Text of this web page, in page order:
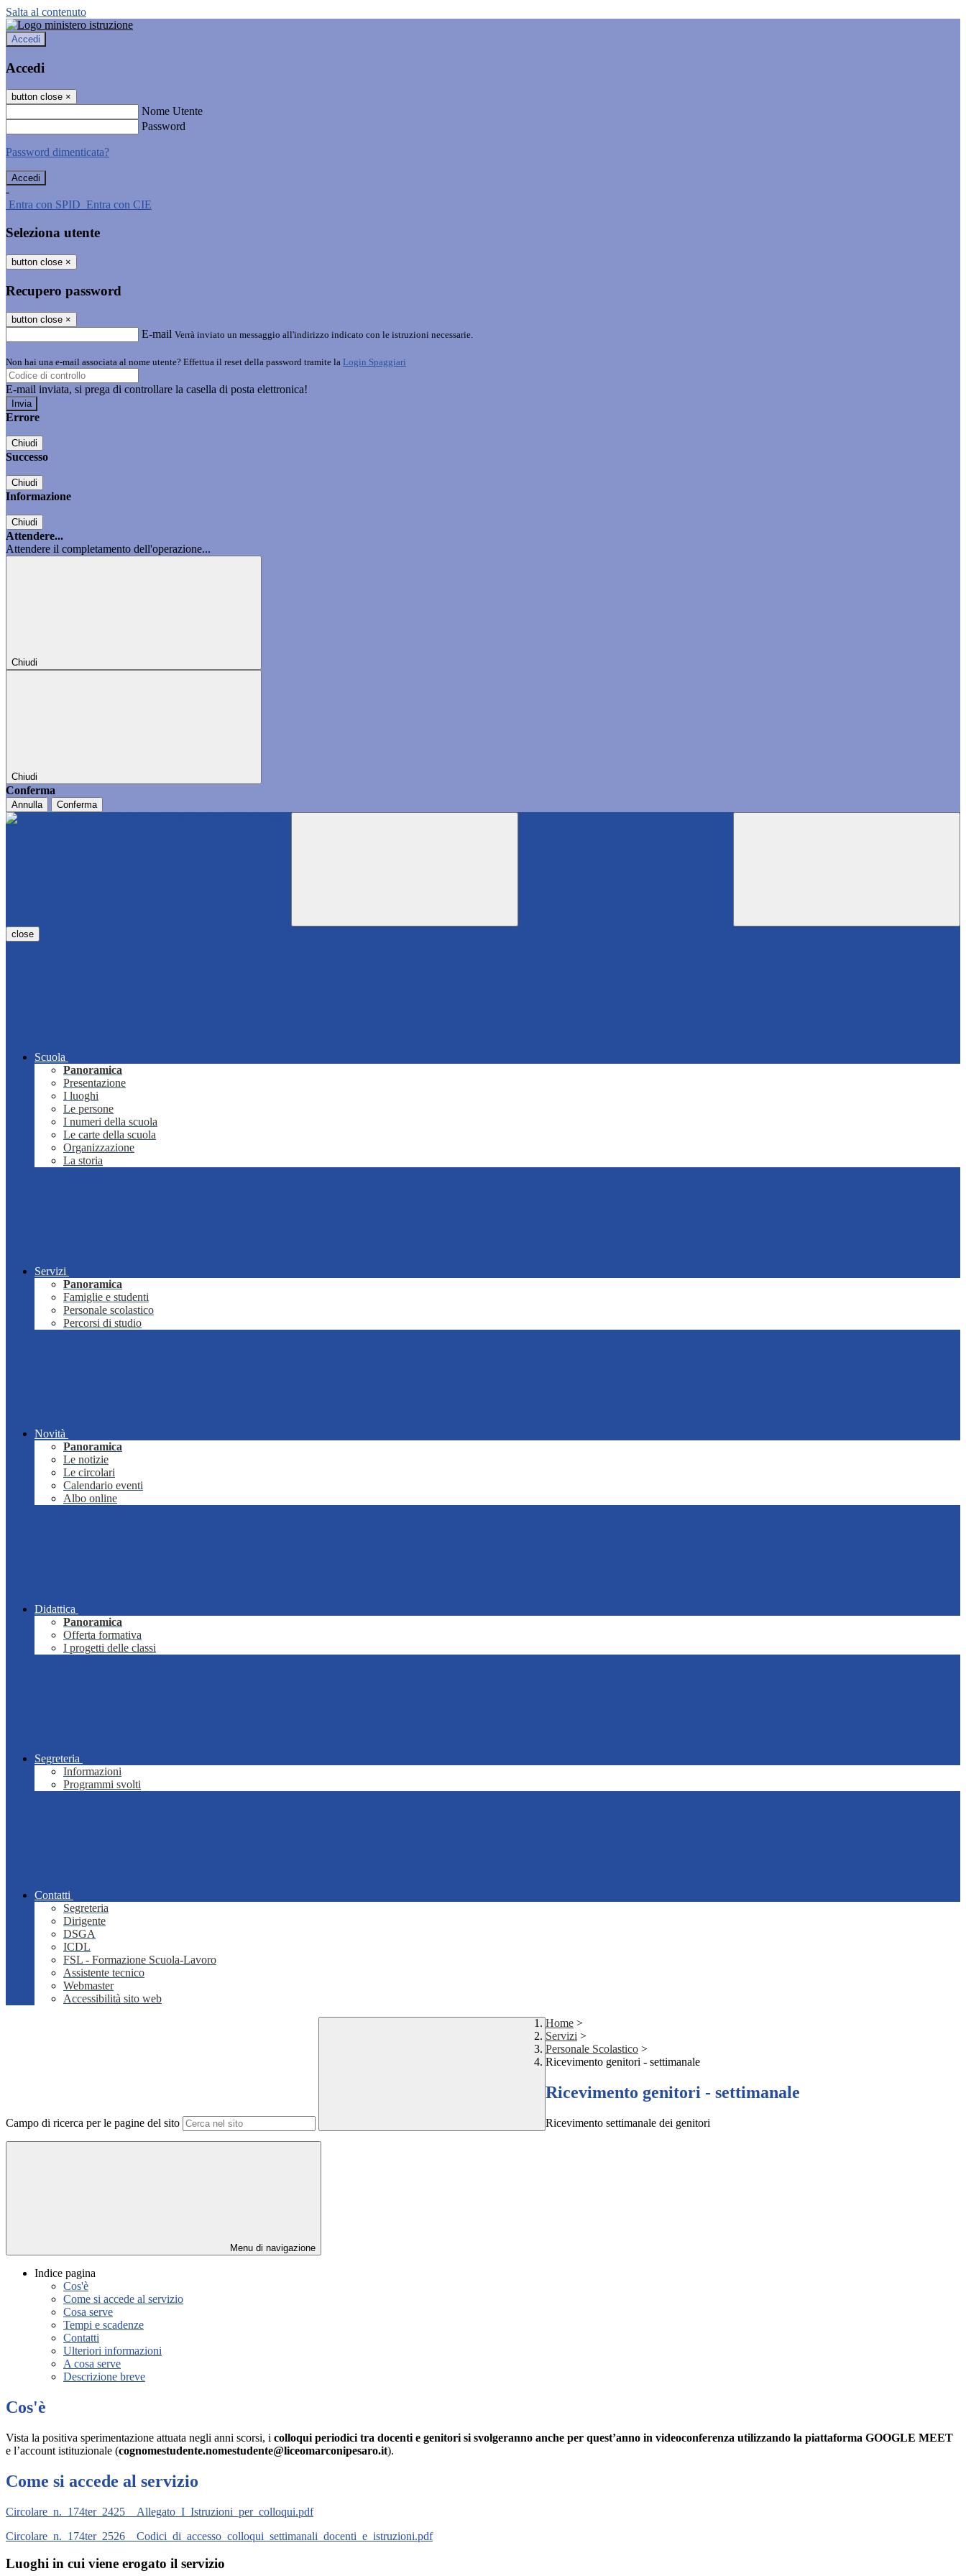
Salta al contenuto
Accedi
Accedi
button close ×
Nome Utente
Password
Password dimenticata?
-
Entra con SPID Entra con CIE
Seleziona utente
button close ×
Recupero password
button close ×
E-mail Verrà inviato un messaggio all'indirizzo indicato con le istruzioni necessarie.
Non hai una e-mail associata al nome utente? Effettua il reset della password tramite la Login Spaggiari
E-mail inviata, si prega di controllare la casella di posta elettronica!
Errore
Chiudi
Successo
Chiudi
Informazione
Chiudi
Attendere...
Attendere il completamento dell'operazione...
Chiudi
Chiudi
Conferma
Annulla Conferma
close
Scuola
Panoramica
Presentazione
I luoghi
Le persone
I numeri della scuola
Le carte della scuola
Organizzazione
La storia
Servizi
Panoramica
Famiglie e studenti
Personale scolastico
Percorsi di studio
Novità
Panoramica
Le notizie
Le circolari
Calendario eventi
Albo online
Didattica
Panoramica
Offerta formativa
I progetti delle classi
Segreteria
Informazioni
Programmi svolti
Contatti
Segreteria
Dirigente
DSGA
ICDL
FSL - Formazione Scuola-Lavoro
Assistente tecnico
Webmaster
Accessibilità sito web
Campo di ricerca per le pagine del sito
Home >
Servizi >
Personale Scolastico >
Ricevimento genitori - settimanale
Ricevimento genitori - settimanale
Ricevimento settimanale dei genitori
Menu di navigazione
Indice pagina
Cos'è
Come si accede al servizio
Cosa serve
Tempi e scadenze
Contatti
Ulteriori informazioni
A cosa serve
Descrizione breve
Cos'è
Vista la positiva sperimentazione attuata negli anni scorsi, i colloqui periodici tra docenti e genitori si svolgeranno anche per quest’anno in videoconferenza utilizzando la piattaforma GOOGLE MEET
e l’account istituzionale (cognomestudente.nomestudente@liceomarconipesaro.it).
Come si accede al servizio
Circolare_n._174ter_2425__Allegato_I_Istruzioni_per_colloqui.pdf
Circolare_n._174ter_2526__Codici_di_accesso_colloqui_settimanali_docenti_e_istruzioni.pdf
Luoghi in cui viene erogato il servizio